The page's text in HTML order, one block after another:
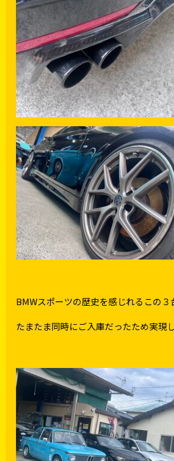
BMWスポーツの歴史を感じれるこの３
たまたま同時にご入庫だったため実現